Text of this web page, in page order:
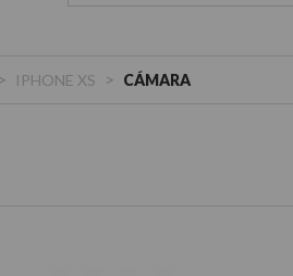
> IPHONE XS > CÁMARA